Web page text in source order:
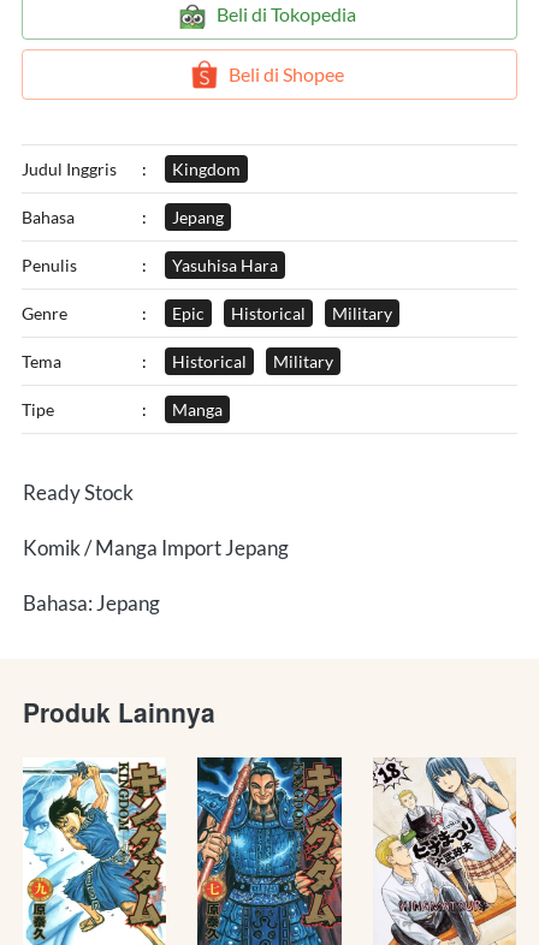
` Beli di Tokopedia
` Beli di Shopee
Judul Inggris : Kingdom
Bahasa : Jepang
Penulis : Yasuhisa Hara
Genre : Epic Historical Military
Tema : Historical Military
Tipe : Manga
Ready Stock
Komik / Manga Import Jepang
Bahasa: Jepang
Produk Lainnya